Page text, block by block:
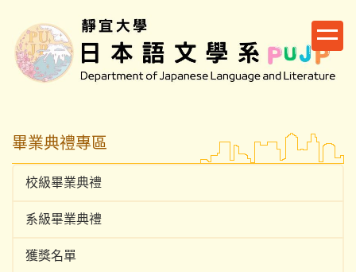
主
要
畢業典禮專區
校級畢業典禮
系級畢業典禮
獲獎名單